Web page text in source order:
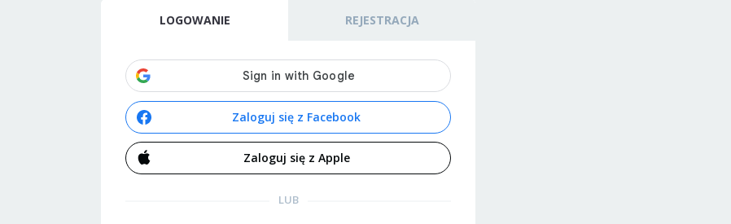
LOGOWANIE REJESTRACJA
Zaloguj się z Facebook
Zaloguj się z Apple
LUB